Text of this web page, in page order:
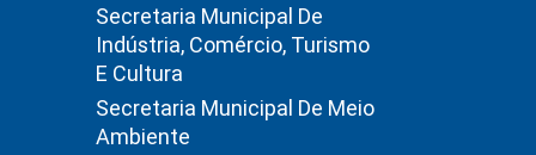
Secretaria Municipal De
Indústria, Comércio, Turismo
E Cultura
Secretaria Municipal De Meio
Ambiente